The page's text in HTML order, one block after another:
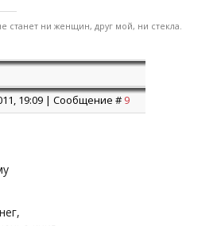
станет ни женщин, друг мой, ни стекла.
19:09 | Сообщение # 9